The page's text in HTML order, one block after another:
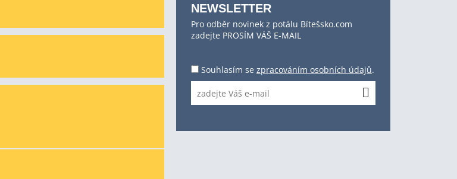
NEWSLETTER
Pro odběr novinek z potálu Bítešsko.com
zadejte PROSÍM VÁŠ E-MAIL
Souhlasím se zpracováním osobních údajů.